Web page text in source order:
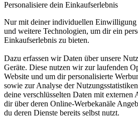
Personalisiere dein Einkaufserlebnis
Nur mit deiner individuellen
und weitere Technologien, um dir ein
Einkaufserlebnis zu bieten.
Dazu erfassen wir Daten über unsere
Geräte. Diese nutzen wir zur laufenden
Website und um dir personalisierte
sowie zur Analyse der
deine verschlüsselten Daten mit externen
dir über deren Online-Werbekanäle
du deren Dienste bereits selbst nutzt.